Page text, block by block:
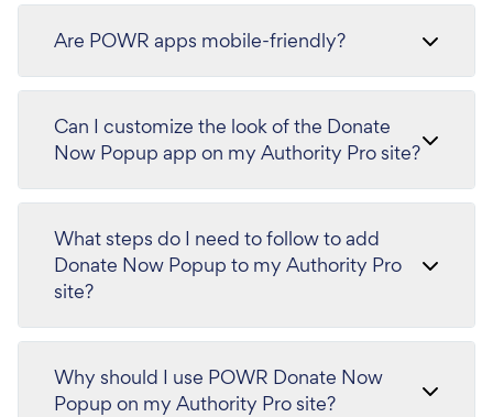
Are POWR apps mobile-friendly?
Can I customize the look of the Donate
Now Popup app on my Authority Pro site?
What steps do I need to follow to add
Donate Now Popup to my Authority Pro
site?
Why should I use POWR Donate Now
Popup on my Authority Pro site?